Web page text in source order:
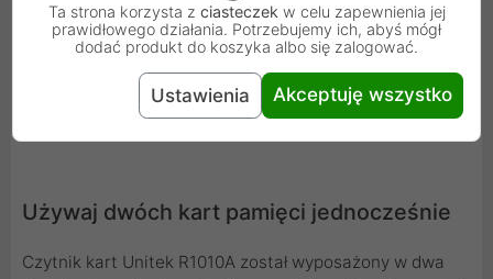
Używaj dwóch kart pamięci jednocześnie
Czytnik kart Unitek R1010A został wyposażony w dwa
Ta strona korzysta z ciasteczek w celu zapewnienia jej
prawidłowego działania. Potrzebujemy ich, abyś mógł
dodać produkt do koszyka albo się zalogować.
Ustawienia Akceptuję wszystko